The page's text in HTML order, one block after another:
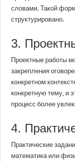
словами. Такой
структурировано.
3.
Проектные работы
закрепления
конкретном
конкретную тему, и
процесс более
4.
Практические
математика или